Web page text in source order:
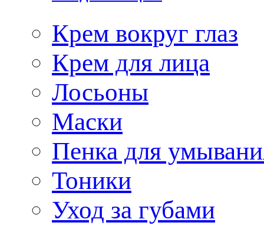
Крем вокруг глаз
Крем для лица
Лосьоны
Маски
Пенка для
Тоники
Уход за губами